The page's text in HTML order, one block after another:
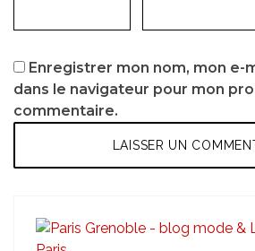
Enregistrer mon nom, mon e-
dans le navigateur pour mon
commentaire.